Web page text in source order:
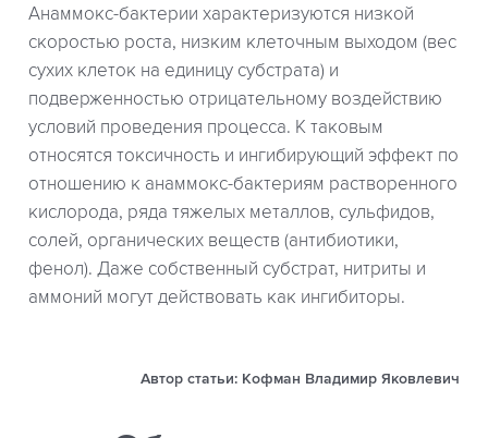
Анаммокс-бактерии характеризуются низкой
скоростью роста, низким клеточным выходом (вес
сухих клеток на единицу субстрата) и
подверженностью отрицательному воздействию
условий проведения процесса. К таковым
относятся токсичность и ингибирующий эффект по
отношению к анаммокс-бактериям растворенного
кислорода, ряда тяжелых металлов, сульфидов,
солей, органических веществ (антибиотики,
фенол). Даже собственный субстрат, нитриты и
аммоний могут действовать как ингибиторы.
Автор статьи: Кофман Владимир Яковлевич